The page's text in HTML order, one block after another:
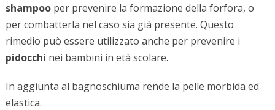
shampooper prevenire la formazione della forfora, o
per combatterla nel caso sia già presente. Questo
rimedio può essere utilizzato anche per prevenire i
pidocchi nei bambini in età scolare.
In aggiunta al bagnoschiuma rende la pelle morbida ed
elastica.